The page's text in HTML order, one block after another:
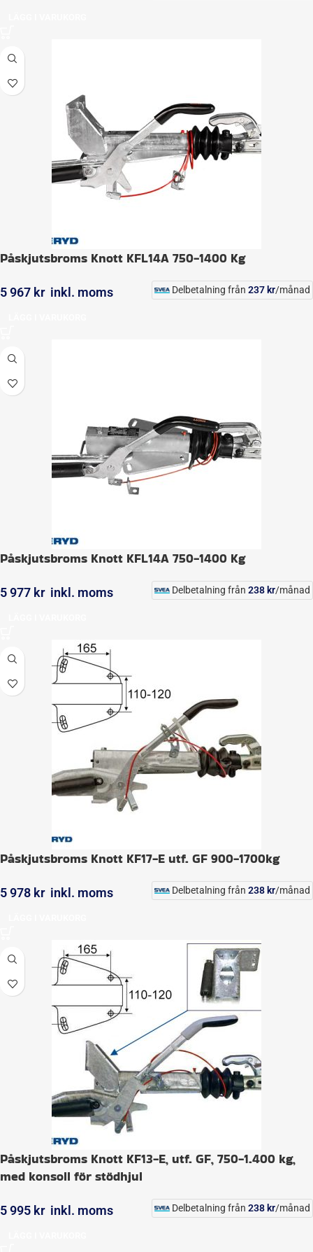
Påskjutsbroms Knott KFL14A 750-1400 Kg
5 967 kr inkl. moms Delbetalning från 237 kr/månad
Påskjutsbroms Knott KFL14A 750-1400 Kg
5 977 kr inkl. moms Delbetalning från 238 kr/månad
Påskjutsbroms Knott KF17-E utf. GF 900-1700kg
5 978 kr inkl. moms Delbetalning från 238 kr/månad
Påskjutsbroms Knott KF13-E, utf. GF, 750-1.400 kg,
med konsoll för stödhjul
5 995 kr inkl. moms Delbetalning från 238 kr/månad